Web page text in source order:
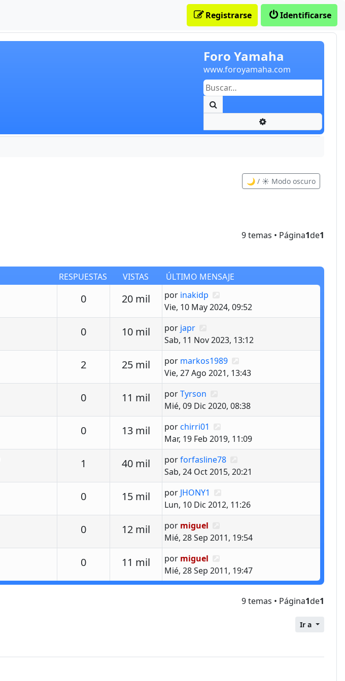
Foro Yamaha
www.foroyamaha.com
Identificarse
Registrarse
🌙 / ☀️ Modo oscuro
9 temas • Página1de1
RESPUESTAS VISTAS
ÚLTIMO MENSAJE
0Respuestas
20 mil Vistas
Último mensaje
por inakidp
Vie, 10 May 2024, 09:52
0Respuestas
10 mil Vistas
Último mensaje
por japr
Sab, 11 Nov 2023, 13:12
2Respuestas
25 mil Vistas
Último mensaje
por markos1989
Vie, 27 Ago 2021, 13:43
0Respuestas
11 mil Vistas
Último mensaje
porTyrson
Mié, 09 Dic 2020, 08:38
0Respuestas
13 mil Vistas
Último mensaje
porchirri01
Mar, 19 Feb 2019, 11:09
1 Respuestas
40 mil Vistas
Último mensaje
porforfasline78
Sab, 24 Oct 2015, 20:21
0Respuestas
15 mil Vistas
Último mensaje
por JHONY1
Lun, 10 Dic 2012, 11:26
0Respuestas
12 mil Vistas
Último mensaje
por miguel
Mié, 28 Sep 2011, 19:54
0Respuestas
11 mil Vistas
Último mensaje
por miguel
Mié, 28 Sep 2011, 19:47
9 temas • Página1de1
Ir a